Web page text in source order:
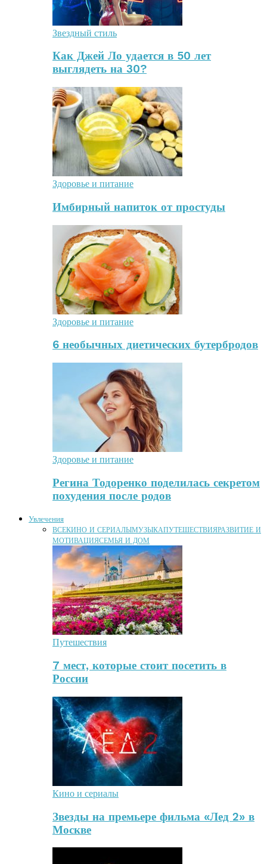
Звездный стиль
Как Джей Ло удается в 50 лет
выглядеть на 30?
Здоровье и питание
Имбирный напиток от простуды
Здоровье и питание
6 необычных диетических бутербродов
Здоровье и питание
Регина Тодоренко поделилась секретом
похудения после родов
Увлечения
ВСЕКИНО И СЕРИАЛЫМУЗЫКАПУТЕШЕСТВИЯРАЗВИТИЕ И
МОТИВАЦИЯСЕМЬЯ И ДОМ
Путешествия
7 мест, которые стоит посетить в
России
Кино и сериалы
Звезды на премьере фильма «Лед 2» в
Москве